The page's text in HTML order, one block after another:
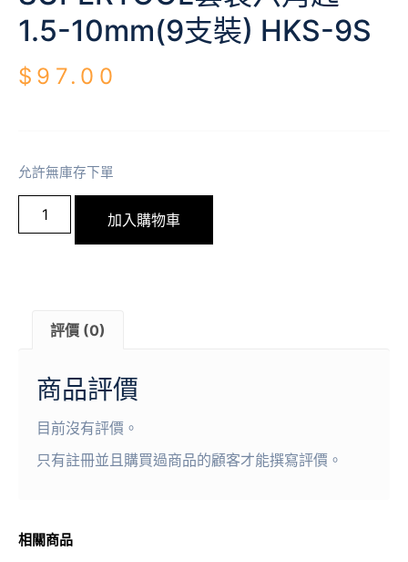
1.5-10mm(9支裝) HKS-9S
$ 97.00
允許無庫存下單
加入購物車
評價 (0)
商品評價
目前沒有評價。
只有註冊並且購買過商品的顧客才能撰寫評價。
相關商品